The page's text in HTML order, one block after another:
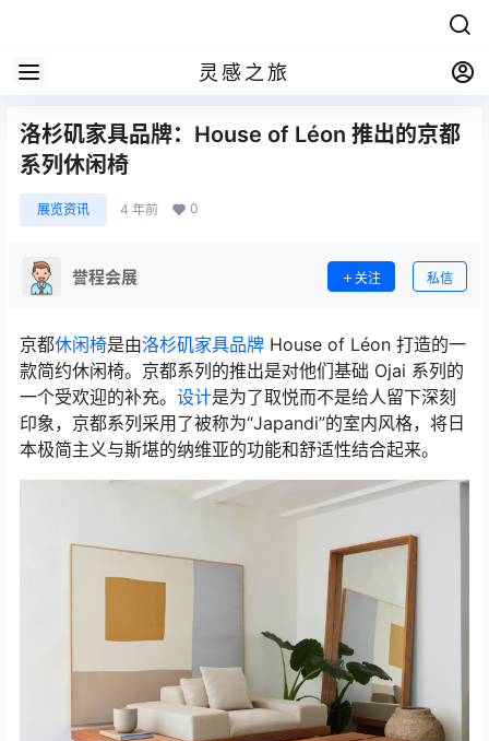
灵感之旅
洛杉矶家具品牌：House of Léon 推出的京都
系列休闲椅
展览资讯 4 年前 0
誉程会展 关注 私信
京都休闲椅是由洛杉矶家具品牌 House of Léon 打造的一
款简约休闲椅。京都系列的推出是对他们基础 Ojai 系列的
一个受欢迎的补充。 设计是为了取悦而不是给人留下深刻
印象，京都系列采用了被称为“Japandi”的室内风格，将日
本极简主义与斯堪的纳维亚的功能和舒适性结合起来。